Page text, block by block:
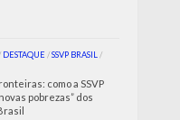
DESTAQUE /SSVP BRASIL/
como a SSVP
pobrezas” dos